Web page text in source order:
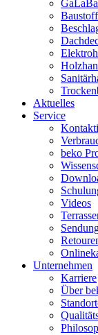
Aktuelles
Service
beko
Videos
Unternehmen
Karriere
Über